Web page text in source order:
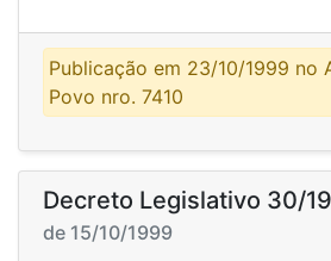
Publicação em 23/10/1999 no
Povo nro. 7410
Decreto Legislativo 30/
de 15/10/1999